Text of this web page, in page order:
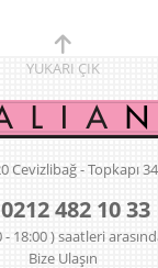
YUKARI ÇIK
Cevizlibağ - Topkapı
0212 482 10 33
- 18:00 ) saatleri
Bize Ulaşın